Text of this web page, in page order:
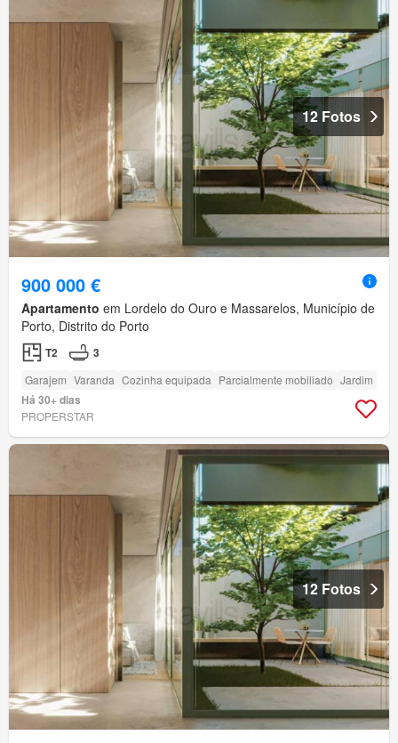
12 Fotos
900 000 €
Apartamento em Lordelo do Ouro e Massarelos, Município de
Porto, Distrito do Porto
T2 3
Garajem Varanda Cozinha equipada Parcialmente mobiliado Jardim
Há 30+ dias
PROPERSTAR
12 Fotos